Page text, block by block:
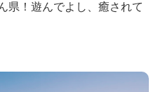
県！遊んでよし、癒されて